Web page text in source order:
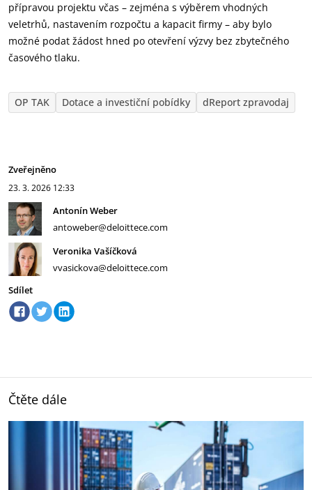
přípravou projektu včas – zejména s výběrem vhodných
veletrhů, nastavením rozpočtu a kapacit firmy – aby bylo
možné podat žádost hned po otevření výzvy bez zbytečného
časového tlaku.
OP TAK Dotace a investiční pobídky dReport zpravodaj
Zveřejněno
23. 3. 2026 12:33
Antonín Weber
antoweber@deloittece.com
Veronika Vašíčková
vvasickova@deloittece.com
Sdílet
Čtěte dále